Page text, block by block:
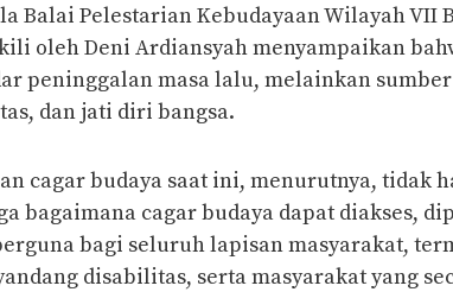
Balai Pelestarian Kebudayaan Wilayah VII
oleh Deni Ardiansyah menyampaikan
peninggalan masa lalu, melainkan sumber
dan jati diri bangsa.
cagar budaya saat ini, menurutnya, tidak
bagaimana cagar budaya dapat diakses,
bagi seluruh lapisan masyarakat,
disabilitas, serta masyarakat yang